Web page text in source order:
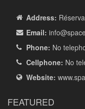
Address:
Email: info
Phone: No
Cellphone: No
Website:
FEATURED